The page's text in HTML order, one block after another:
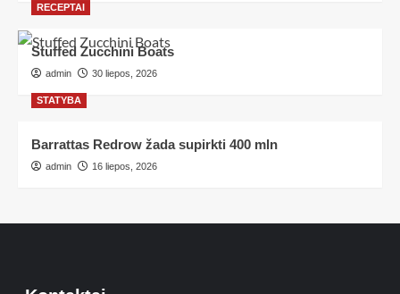
RECEPTAI
Stuffed Zucchini Boats
admin 30 liepos, 2026
STATYBA
Barrattas Redrow žada supirkti 400 mln
admin 16 liepos, 2026